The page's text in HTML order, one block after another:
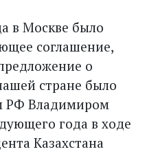
в Москве было
соглашение,
о
стране было
РФ Владимиром
года в ходе
Казахстана